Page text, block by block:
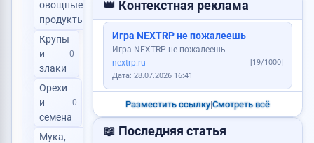
Куплю дом
Требуется менеджер
Сделаю сайт
Услуги юриста
овощные
продукты
Крупы
и
злаки
0
Орехи
и
семена
0
Мука,
👑 Контекстная реклама
Игра NEXTRP не пожалеешь
Игра NEXTRP не пожалеешь
nextrp.ru
[19/1000]
Дата: 28.07.2026 16:41
Разместить ссылку|Смотреть всё
📖 Последняя статья